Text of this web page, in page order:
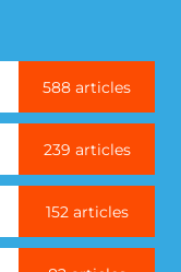
588 articles
239 articles
152 articles